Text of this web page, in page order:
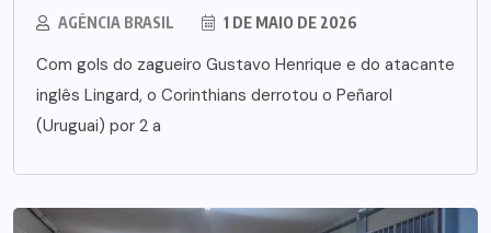
AGÊNCIA BRASIL 1 DE MAIO DE 2026
Com gols do zagueiro Gustavo Henrique e do atacante
inglês Lingard, o Corinthians derrotou o Peñarol
(Uruguai) por 2 a